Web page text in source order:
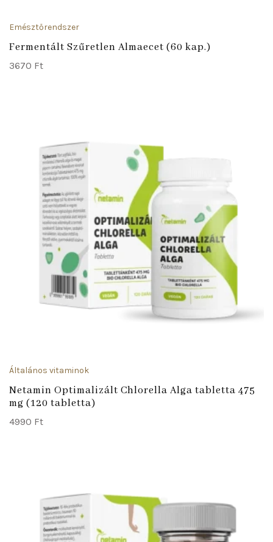
Emésztőrendszer
Fermentált Szűretlen Almaecet (60 kap.)
3670 Ft
Általános vitaminok
Netamin Optimalizált Chlorella Alga tabletta 475
mg (120 tabletta)
4990 Ft